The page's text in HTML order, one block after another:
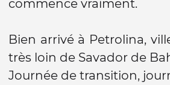
commence vraiment.
Bien arrivé à Petrolina,
très loin de Savador de
Journée de transition,